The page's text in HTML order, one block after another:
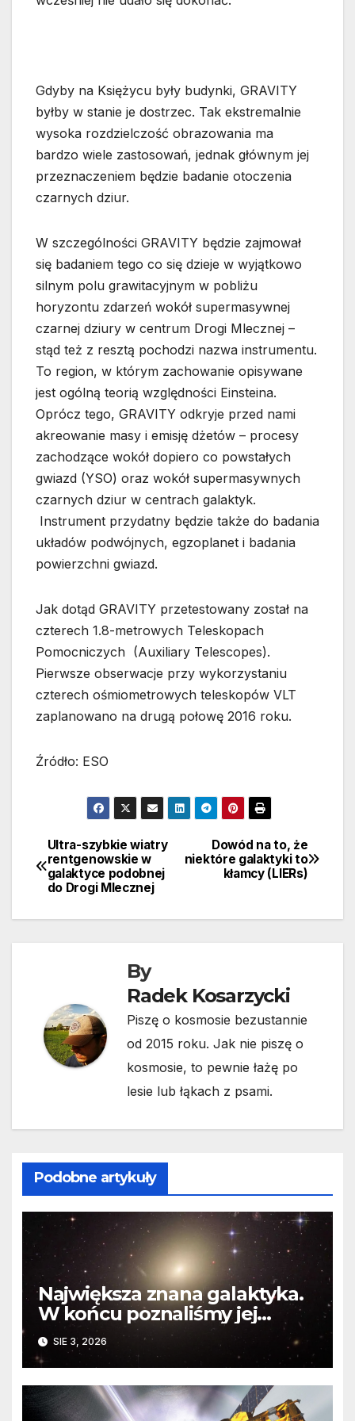
Gdyby na Księżycu były budynki, GRAVITY
byłby w stanie je dostrzec. Tak ekstremalnie
wysoka rozdzielczość obrazowania ma
bardzo wiele zastosowań, jednak głównym jej
przeznaczeniem będzie badanie otoczenia
czarnych dziur.
W szczególności GRAVITY będzie zajmował
się badaniem tego co się dzieje w wyjątkowo
silnym polu grawitacyjnym w pobliżu
horyzontu zdarzeń wokół supermasywnej
czarnej dziury w centrum Drogi Mlecznej –
stąd też z resztą pochodzi nazwa instrumentu.
To region, w którym zachowanie opisywane
jest ogólną teorią względności Einsteina.
Oprócz tego, GRAVITY odkryje przed nami
akreowanie masy i emisję dżetów – procesy
zachodzące wokół dopiero co powstałych
gwiazd (YSO) oraz wokół supermasywnych
czarnych dziur w centrach galaktyk.
Instrument przydatny będzie także do badania
układów podwójnych, egzoplanet i badania
powierzchni gwiazd.
Jak dotąd GRAVITY przetestowany został na
czterech 1.8-metrowych Teleskopach
Pomocniczych (Auxiliary Telescopes).
Pierwsze obserwacje przy wykorzystaniu
czterech ośmiometrowych teleskopów VLT
zaplanowano na drugą połowę 2016 roku.
Źródło: ESO
Nawigacja
wpisu
Dowód na to, że
niektóre galaktyki to
kłamcy (LIERs)
Ultra-szybkie wiatry
rentgenowskie w
galaktyce podobnej
do Drogi Mlecznej
By
Radek Kosarzycki
Piszę o kosmosie bezustannie
od 2015 roku. Jak nie piszę o
kosmosie, to pewnie łażę po
lesie lub łąkach z psami.
Podobne artykuły
Największa znana galaktyka.
W końcu poznaliśmy jej
faktyczne wymiary
SIE 3, 2026